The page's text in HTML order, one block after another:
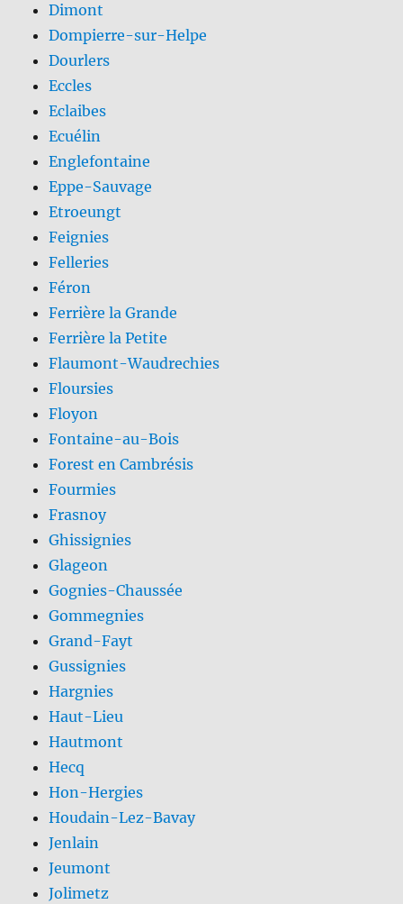
Dimont
Dompierre-sur-Helpe
Dourlers
Eccles
Eclaibes
Ecuélin
Englefontaine
Eppe-Sauvage
Etroeungt
Feignies
Felleries
Féron
Ferrière la Grande
Ferrière la Petite
Flaumont-Waudrechies
Floursies
Floyon
Fontaine-au-Bois
Forest en Cambrésis
Fourmies
Frasnoy
Ghissignies
Glageon
Gognies-Chaussée
Gommegnies
Grand-Fayt
Gussignies
Hargnies
Haut-Lieu
Hautmont
Hecq
Hon-Hergies
Houdain-Lez-Bavay
Jenlain
Jeumont
Jolimetz